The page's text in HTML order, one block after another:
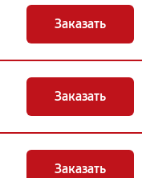
Заказать
Заказать
Заказать